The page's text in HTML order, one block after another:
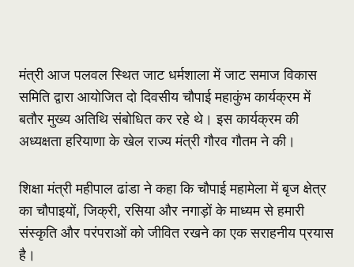
मंत्री आज पलवल स्थित जाट धर्मशाला में जाट समाज विकास
समिति द्वारा आयोजित दो दिवसीय चौपाई महाकुंभ कार्यक्रम में
बतौर मुख्य अतिथि संबोधित कर रहे थे। इस कार्यक्रम की
अध्यक्षता हरियाणा के खेल राज्य मंत्री गौरव गौतम ने की।
शिक्षा मंत्री महीपाल ढांडा ने कहा कि चौपाई महामेला में बृज क्षेत्र
का चौपाइयों, जिक्री, रसिया और नगाड़ों के माध्यम से हमारी
संस्कृति और परंपराओं को जीवित रखने का एक सराहनीय प्रयास
है।